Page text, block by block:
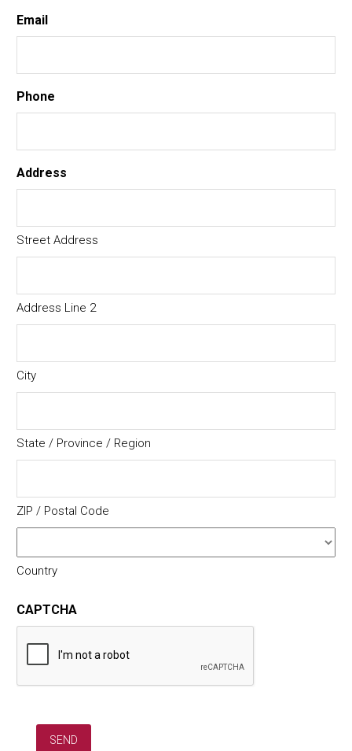
Email
Phone
Address
Street Address
Address Line 2
City
State / Province / Region
ZIP / Postal Code
Country
CAPTCHA